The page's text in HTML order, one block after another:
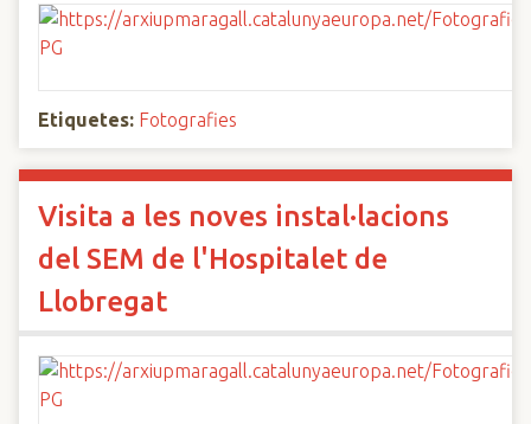
Etiquetes: Fotografies
Visita a les noves instal·lacions
del SEM de l'Hospitalet de
Llobregat